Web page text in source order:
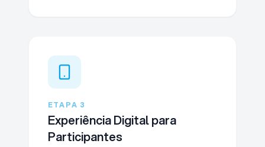
ETAPA 3
Experiência Digital para
Participantes